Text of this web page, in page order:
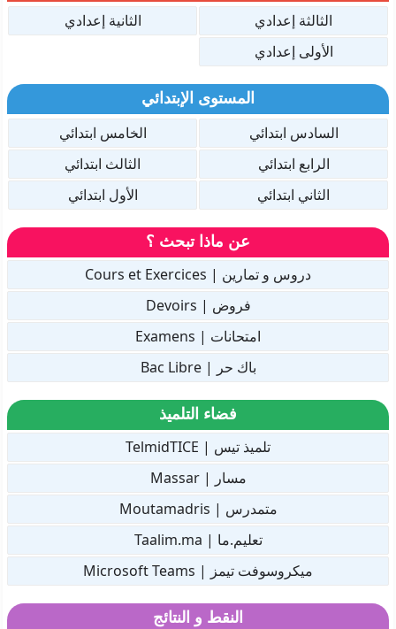
الثالثة إعدادي
الثانية إعدادي
الأولى إعدادي
المستوى الإبتدائي
السادس ابتدائي
الخامس ابتدائي
الرابع ابتدائي
الثالث ابتدائي
الثاني ابتدائي
الأول ابتدائي
عن ماذا تبحث ؟
دروس و تمارين | Cours et Exercices
فروض | Devoirs
امتحانات | Examens
باك حر | Bac Libre
فضاء التلميذ
تلميذ تيس | TelmidTICE
مسار | Massar
متمدرس | Moutamadris
تعليم.ما | Taalim.ma
ميكروسوفت تيمز | Microsoft Teams
النقط و النتائج